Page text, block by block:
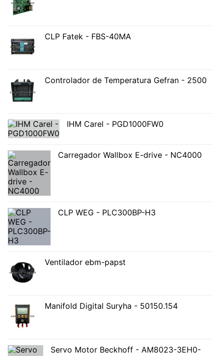
CLP Fatek - FBS-40MA
Controlador de Temperatura Gefran - 2500
IHM Carel - PGD1000FW0
Carregador Wallbox E-drive - NC4000
CLP WEG - PLC300BP-H3
Ventilador ebm-papst
Manifold Digital Suryha - 50150.154
Servo Motor Beckhoff - AM8023-3EH0-